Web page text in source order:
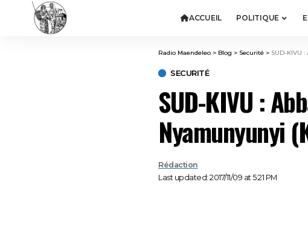
ACCUEIL POLITIQUE
Radio Maendeleo > Blog > Securité > SUD-KIVU
SECURITÉ
SUD-KIVU :
Nyamunyunyi
Last updated: 2017/11/09 at 5:21 PM
Rédaction